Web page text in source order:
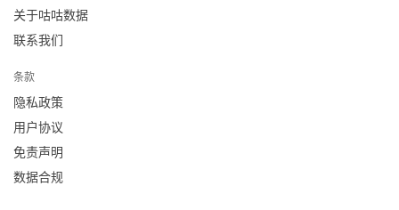
关于咕咕数据
联系我们
条款
隐私政策
用户协议
免责声明
数据合规